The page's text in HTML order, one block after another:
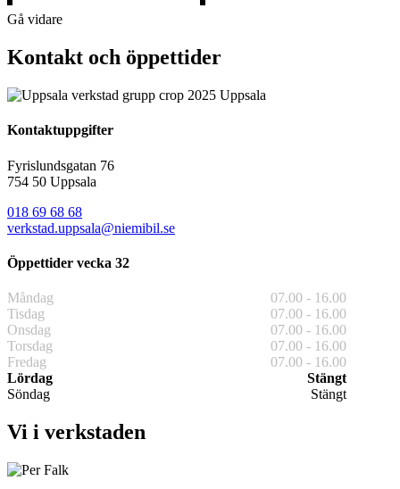
Gå vidare
Kontakt och öppettider
Kontaktuppgifter
Fyrislundsgatan 76
754 50 Uppsala
018 69 68 68
verkstad.uppsala@niemibil.se
Öppettider vecka 32
Måndag
07.00 - 16.00
Tisdag
07.00 - 16.00
Onsdag
07.00 - 16.00
Torsdag
07.00 - 16.00
Fredag
07.00 - 16.00
Lördag
Stängt
Söndag
Stängt
Vi i verkstaden